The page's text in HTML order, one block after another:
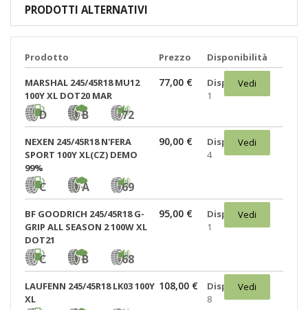
PRODOTTI ALTERNATIVI
Prodotto Prezzo Disponibilità
MARSHAL 245/45R18 MU12
100Y XL DOT20 MAR
D B 72
77,00 €
Disponibili:
1
Vedi
NEXEN 245/45R18 N'FERA
SPORT 100Y XL(CZ) DEMO
99%
C A 69
90,00 €
Disponibili:
4
Vedi
BF GOODRICH 245/45R18 G-
GRIP ALL SEASON 2 100W XL
DOT21
C B 68
95,00 €
Disponibili:
1
Vedi
LAUFENN 245/45R18 LK03 100Y
XL
108,00 €
Disponibili:
8
Vedi